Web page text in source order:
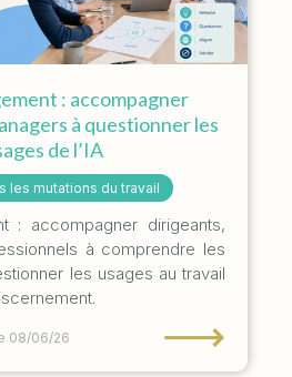
: accompagner
à questionner les
de l’IA
les mutations du travail
: accompagner dirigeants,
à comprendre les
les usages au travail
08/06/26 ⟶